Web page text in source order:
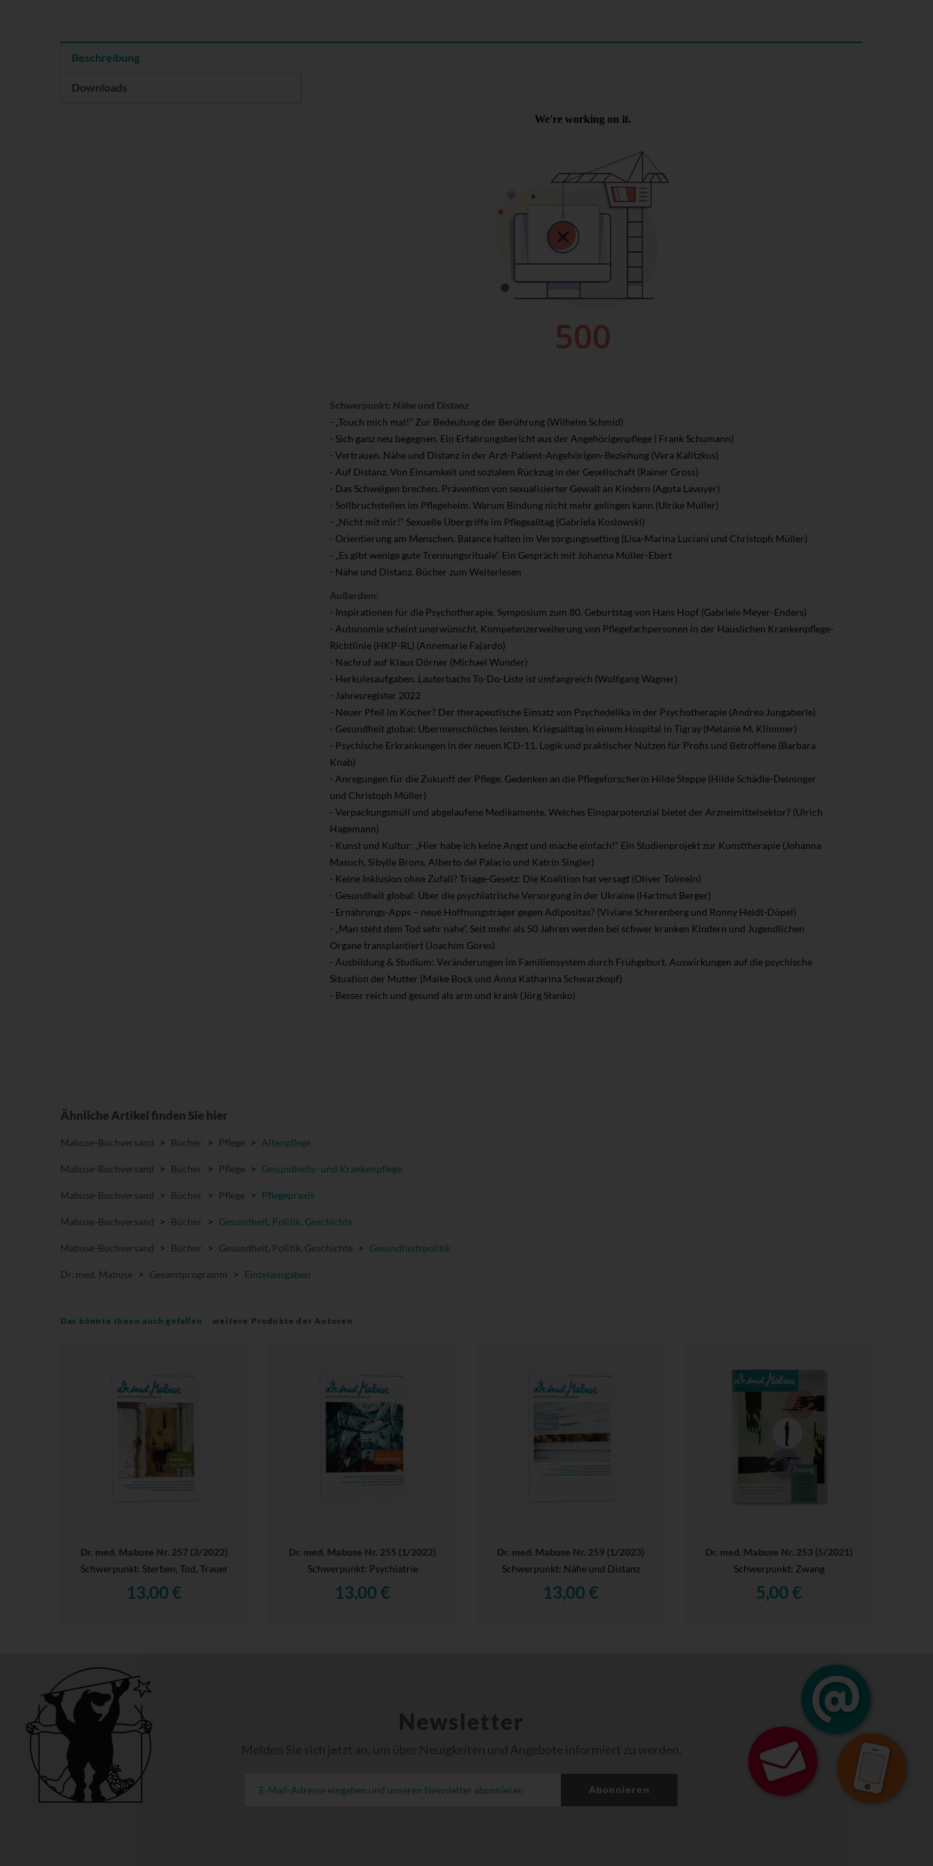
Beschreibung
Downloads
Schwerpunkt: Nähe und Distanz
- „Touch mich mal!“ Zur Bedeutung der Berührung (Wilhelm Schmid)
- Sich ganz neu begegnen. Ein Erfahrungsbericht aus der Angehörigenpflege ( Frank Schumann)
- Vertrauen. Nähe und Distanz in der Arzt-Patient-Angehörigen-Beziehung (Vera Kalitzkus)
- Auf Distanz. Von Einsamkeit und sozialem Rückzug in der Gesellschaft (Rainer Gross)
- Das Schweigen brechen. Prävention von sexualisierter Gewalt an Kindern (Agota Lavoyer)
- Sollbruchstellen im Pflegeheim. Warum Bindung nicht mehr gelingen kann (Ulrike Müller)
- „Nicht mit mir!“ Sexuelle Übergriffe im Pflegealltag (Gabriela Koslowski)
- Orientierung am Menschen. Balance halten im Versorgungssetting (Lisa-Marina Luciani und Christoph Müller)
- „Es gibt wenige gute Trennungsrituale“. Ein Gespräch mit Johanna Müller-Ebert
- Nähe und Distanz. Bücher zum Weiterlesen
Außerdem:
- Inspirationen für die Psychotherapie. Symposium zum 80. Geburtstag von Hans Hopf (Gabriele Meyer-Enders)
- Autonomie scheint unerwünscht. Kompetenzerweiterung von Pflegefachpersonen in der Häuslichen Krankenpflege-
Richtlinie (HKP-RL) (Annemarie Fajardo)
- Nachruf auf Klaus Dörner (Michael Wunder)
- Herkulesaufgaben. Lauterbachs To-Do-Liste ist umfangreich (Wolfgang Wagner)
- Jahresregister 2022
- Neuer Pfeil im Köcher? Der therapeutische Einsatz von Psychedelika in der Psychotherapie (Andrea Jungaberle)
- Gesundheit global: Übermenschliches leisten. Kriegsalltag in einem Hospital in Tigray (Melanie M. Klimmer)
- Psychische Erkrankungen in der neuen ICD-11. Logik und praktischer Nutzen für Profis und Betroffene (Barbara
Knab)
- Anregungen für die Zukunft der Pflege. Gedenken an die Pflegeforscherin Hilde Steppe (Hilde Schädle-Deininger
und Christoph Müller)
- Verpackungsmüll und abgelaufene Medikamente. Welches Einsparpotenzial bietet der Arzneimittelsektor? (Ulrich
Hagemann)
- Kunst und Kultur: „Hier habe ich keine Angst und mache einfach!“ Ein Studienprojekt zur Kunsttherapie (Johanna
Masuch, Sibylle Brons, Alberto del Palacio und Katrin Singler)
- Keine Inklusion ohne Zufall? Triage-Gesetz: Die Koalition hat versagt (Oliver Tolmein)
- Gesundheit global: Über die psychiatrische Versorgung in der Ukraine (Hartmut Berger)
- Ernährungs-Apps – neue Hoffnungsträger gegen Adipositas? (Viviane Scherenberg und Ronny Heldt-Döpel)
- „Man steht dem Tod sehr nahe“. Seit mehr als 50 Jahren werden bei schwer kranken Kindern und Jugendlichen
Organe transplantiert (Joachim Göres)
- Ausbildung & Studium: Veränderungen im Familiensystem durch Frühgeburt. Auswirkungen auf die psychische
Situation der Mutter (Maike Bock und Anna Katharina Schwarzkopf)
- Besser reich und gesund als arm und krank (Jörg Stanko)
Ähnliche Artikel finden Sie hier
Mabuse-Buchversand > Bücher > Pflege > Altenpflege
Mabuse-Buchversand > Bücher > Pflege > Gesundheits- und Krankenpflege
Mabuse-Buchversand > Bücher > Pflege > Pflegepraxis
Mabuse-Buchversand > Bücher > Gesundheit, Politik, Geschichte
Mabuse-Buchversand > Bücher > Gesundheit, Politik, Geschichte > Gesundheitspolitik
Dr. med. Mabuse > Gesamtprogramm > Einzelausgaben
Das könnte Ihnen auch gefallen weitere Produkte der Autoren
Dr. med. Mabuse Nr. 257 (3/2022)
Schwerpunkt: Sterben, Tod, Trauer
13,00 €
Dr. med. Mabuse Nr. 255 (1/2022)
Schwerpunkt: Psychiatrie
13,00 €
Dr. med. Mabuse Nr. 259 (1/2023)
Schwerpunkt: Nähe und Distanz
13,00 €
Dr. med. Mabuse Nr. 253 (5/2021)
Schwerpunkt: Zwang
5,00 €
Newsletter
Melden Sie sich jetzt an, um über Neuigkeiten und Angebote informiert zu werden.
Abonnieren